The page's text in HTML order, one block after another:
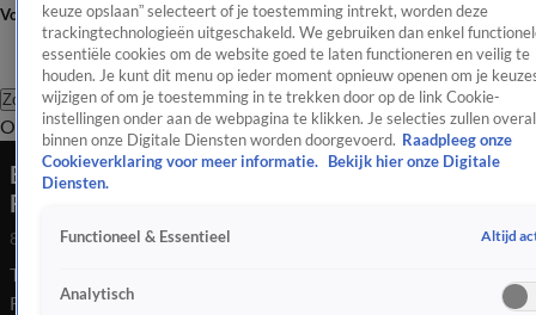
Volg Shownieuws
Zoeken
OverzichtEntertainmentSpraakmakendRealityCrimeVideo's
Bram Moszkowicz over de zaak rondom
Fernando Halman
8 juli 2026, 19:42
Thom Goderie was aanwezig bij de rechtszaak rond FunX-dj
Fernando Halman en sprak daar met zijn advocaat. Aan de
keuze opslaan” selecteert of je toestemming intrekt, worden deze
trackingtechnologieën uitgeschakeld. We gebruiken dan enkel
essentiële cookies om de website goed te laten functioneren en veilig te
houden. Je kunt dit menu op ieder moment opnieuw openen om je
wijzigen of om je toestemming in te trekken door op de link Cookie-
instellingen onder aan de webpagina te klikken. Je selecties zullen overal
binnen onze Digitale Diensten worden doorgevoerd. Raadpleeg onze
Cookieverklaring voor meer informatie.
Bekijk hier onze Digitale
Diensten.
Functioneel & Essentieel Altijd
Analytisch